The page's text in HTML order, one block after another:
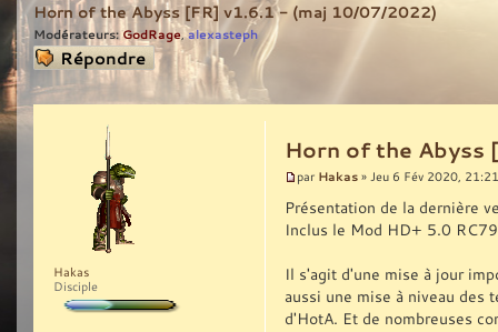
Horn of the Abyss [FR] v1.6.1 - (maj 10/07/2022)
Modérateurs: GodRage,alexasteph
Répondre
Horn of the
par Hakas » Jeu 6 Fév 2020, 21:21
Présentation de la dernière
Inclus le Mod HD+ 5.0 RC79
Il s'agit d'une mise à jour
aussi une mise à niveau des
d'HotA. Et de nombreuses
Hakas
Disciple